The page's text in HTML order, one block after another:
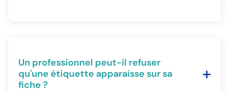
Un professionnel peut-il refuser
qu'une étiquette apparaisse sur sa
fiche ?